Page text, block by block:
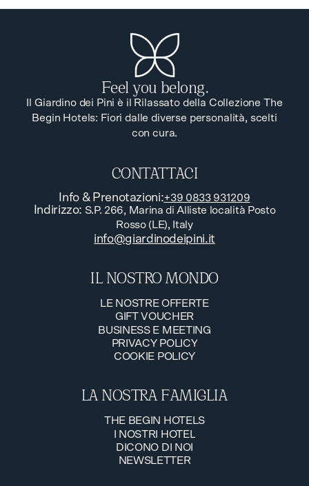
Feel you belong.
Il Giardino dei Pini è il Rilassato della Collezione The
Begin Hotels: Fiori dalle diverse personalità, scelti
con cura.
CONTATTACI
Info & Prenotazioni:+39 0833 931209
Indirizzo: S.P. 266, Marina di Alliste località Posto
Rosso (LE), Italy
info@giardinodeipini.it
IL NOSTRO MONDO
LE NOSTRE OFFERTE
LE NOSTRE OFFERTE
GIFT VOUCHER
GIFT VOUCHER
BUSINESS E MEETING
BUSINESS E MEETING
PRIVACY POLICY
PRIVACY POLICY
COOKIE POLICY
LA NOSTRA FAMIGLIA
THE BEGIN HOTELS
THE BEGIN HOTELS
I NOSTRI HOTEL
I NOSTRI HOTEL
DICONO DI NOI
DICONO DI NOI
NEWSLETTER